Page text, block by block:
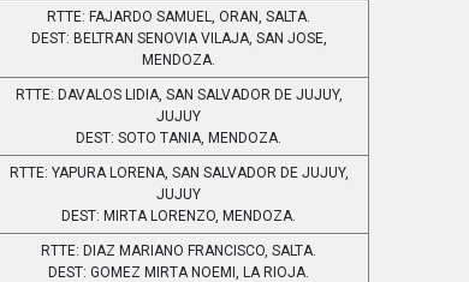
RTTE: FAJARDO SAMUEL, ORAN, SALTA.
DEST: BELTRAN SENOVIA VILAJA, SAN JOSE,
MENDOZA.
RTTE: DAVALOS LIDIA, SAN SALVADOR DE JUJUY,
JUJUY
DEST: SOTO TANIA, MENDOZA.
RTTE: YAPURA LORENA, SAN SALVADOR DE JUJUY,
JUJUY
DEST: MIRTA LORENZO, MENDOZA.
RTTE: DIAZ MARIANO FRANCISCO, SALTA.
DEST: GOMEZ MIRTA NOEMI, LA RIOJA.